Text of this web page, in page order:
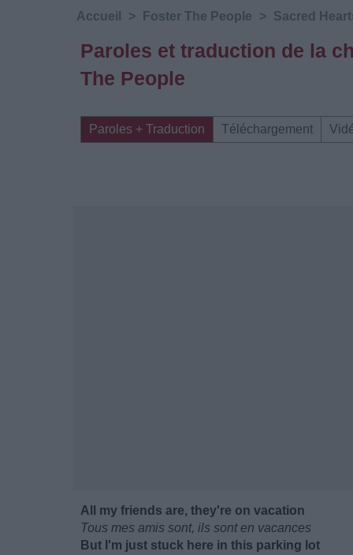
Accueil > Foster The People > Sacred
Paroles et traduction de la
The People
Paroles + Traduction Téléchargement
All my friends are, they're on vacation
Tous mes amis sont, ils sont en vacances
But I'm just stuck here in this parking lot